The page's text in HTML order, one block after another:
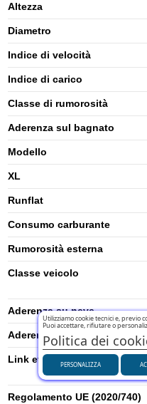
Altezza
Diametro
Indice di velocità
Indice di carico
Classe di rumorosità
Aderenza sul bagnato
Modello
XL
Runflat
Consumo carburante
Rumorosità esterna
Classe veicolo
Aderenza su neve
Aderenza su ghiaccio
Link etichetta energetica UE
Regolamento UE (2020/740)
Utilizziamo cookie tecnici e, previo
Puoi accettare, rifiutare o
Politica dei
PERSONALIZZA